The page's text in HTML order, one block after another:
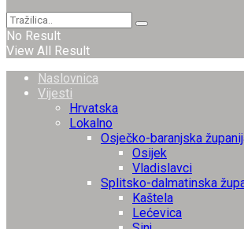
No Result
View All Result
Naslovnica
Vijesti
Hrvatska
Lokalno
Osječko-baranjska
Osijek
Vladislavci
Splitsko-dalmatinska
Kaštela
Lećevica